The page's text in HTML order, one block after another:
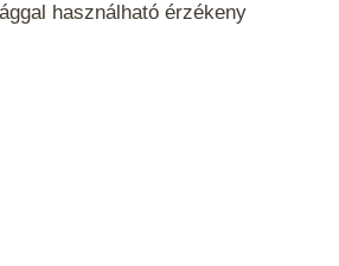
használható érzékeny